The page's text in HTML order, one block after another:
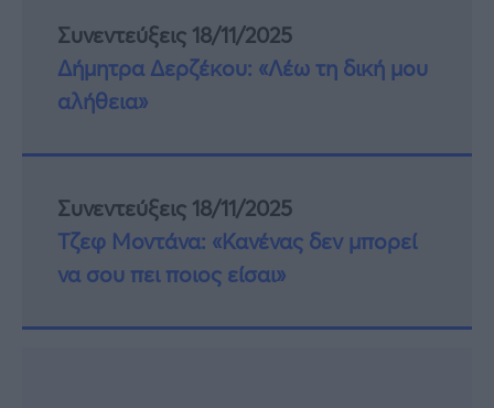
Συνεντεύξεις 18/11/2025
Δήμητρα Δερζέκου: «Λέω τη δική μου
αλήθεια»
Συνεντεύξεις 18/11/2025
Τζεφ Μοντάνα: «Κανένας δεν μπορεί
να σου πει ποιος είσαι»